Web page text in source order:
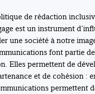
de rédaction
est un instrument
une société à notre
font partie
Elles permettent de
et de cohésion :
permettent